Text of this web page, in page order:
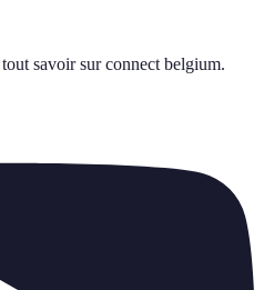
savoir sur connect belgium.